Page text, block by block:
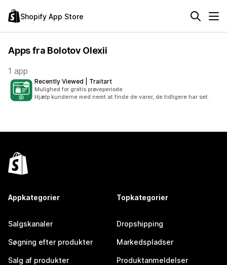
Shopify App Store
Apps fra Bolotov Olexii
1 app
Recently Viewed | Traitart
Mulighed for gratis prøveperiode
Hjælp kunderne med nemt at finde de varer, de tidligere har set.
Appkategorier
Salgskanaler
Søgning efter produkter
Salg af produkter
Topkategorier
Dropshipping
Markedspladser
Produktanmeldelser